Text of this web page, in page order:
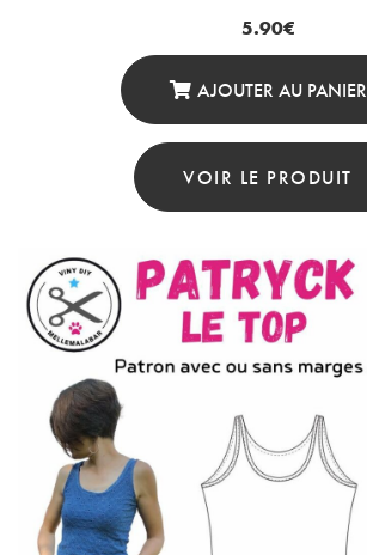
5.90€
AJOUTER AU PANIER
VOIR LE PRODUIT